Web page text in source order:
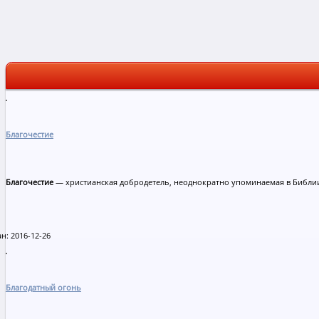
Благочестие
Благочестие — христианская добродетель, неоднократно упоминаемая в
2016-12-26
Благодатный огонь